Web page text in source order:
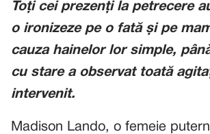
Toți cei prezenți la petrecere
o ironizeze pe o fată și pe
cauza hainelor lor simple,
cu stare a observat toată
intervenit.
Madison Lando, o femeie